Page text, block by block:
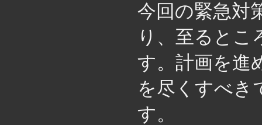
今回の緊急対
り、至るとこ
す。計画を進
を尽くすべき
す。